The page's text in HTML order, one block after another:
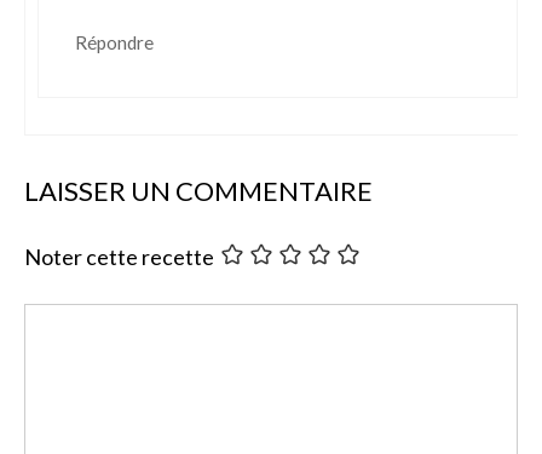
Répondre
LAISSER UN COMMENTAIRE
Noter cette recette